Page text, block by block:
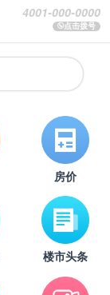
4001-000-0000
点击拨号
房价
楼市头条